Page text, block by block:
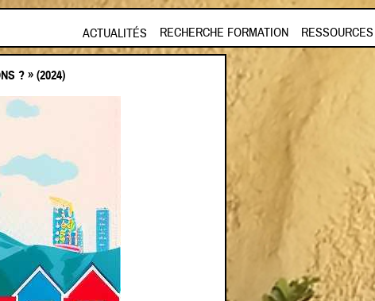
Aller au contenu principal
ACTUALITÉS RECHERCHE FORMATION RESSOURCES
? » (2024)